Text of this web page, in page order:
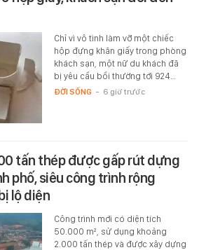
Chỉ vì vô tình làm vỡ một chiếc
hộp đựng khăn giấy trong phòng
khách sạn, một nữ du khách đã
bị yêu cầu bồi thường tới 924…
ĐỜI SỐNG - 6 giờ trước
tấn thép được gấp rút dựng
phố, siêu công trình rộng
lộ diện
Công trình mới có diện tích
50.000 m², sử dụng khoảng
2.000 tấn thép và được xây dựng